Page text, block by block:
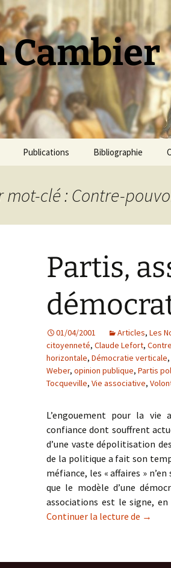
Cambier
Publications Bibliographie
mot-clé : Contre-
Partis,
01/04/2001 Articles, Les
citoyenneté, Claude Lefort,
horizontale, Démocratie verticale,
Weber, opinion publique, Partis
Tocqueville, Vie associative,
L’engouement pour la vie
confiance dont souffrent
d’une vaste dépolitisation
de la politique a fait son
méfiance, les « affaires »
que le modèle d’une
associations est le signe,
Continuer la lecture de →